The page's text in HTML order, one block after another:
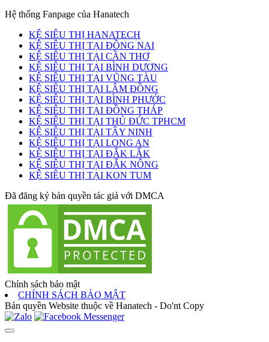
Hệ thống Fanpage của Hanatech
KỆ SIÊU THỊ HANATECH
KỆ SIÊU THỊ TẠI ĐỒNG NAI
KỆ SIÊU THỊ TẠI CẦN THƠ
KỆ SIÊU THỊ TẠI BÌNH DƯƠNG
KỆ SIÊU THỊ TẠI VŨNG TÀU
KỆ SIÊU THỊ TẠI LÂM ĐỒNG
KỆ SIÊU THỊ TẠI BÌNH PHƯỚC
KỆ SIÊU THỊ TẠI ĐỒNG THÁP
KỆ SIÊU THỊ TẠI THỦ ĐỨC TPHCM
KỆ SIÊU THỊ TẠI TÂY NINH
KỆ SIÊU THỊ TẠI LONG AN
KỆ SIÊU THỊ TẠI ĐẮK LẮK
KỆ SIÊU THỊ TẠI ĐẮK NÔNG
KỆ SIÊU THỊ TẠI KON TUM
Đã đăng ký bản quyền tác giả với DMCA
Chính sách bảo mật
CHÍNH SÁCH BẢO MẬT
Bản quyền Website thuộc về Hanatech - Do'nt Copy